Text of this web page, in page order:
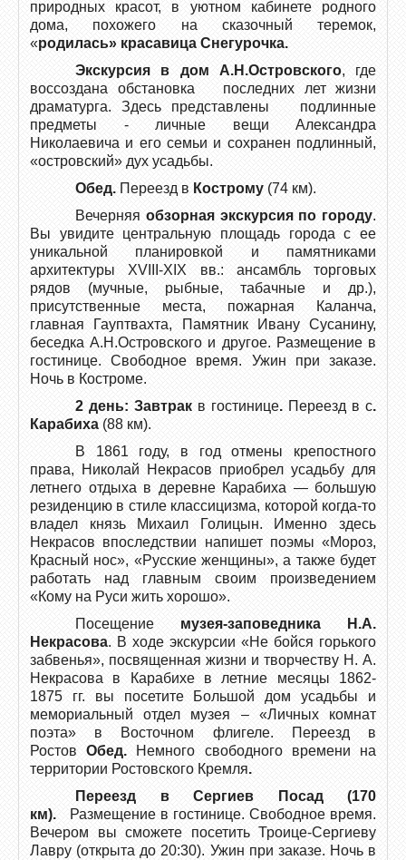
природных красот, в уютном кабинете родного
дома, похожего на сказочный теремок,
«родилась» красавица Снегурочка.
Экскурсия в дом А.Н.Островского, где
воссоздана обстановка последних лет жизни
драматурга. Здесь представлены подлинные
предметы - личные вещи Александра
Николаевича и его семьи и сохранен подлинный,
«островский» дух усадьбы.
Обед. Переезд в Кострому (74 км).
Вечерняя обзорная экскурсия по городу.
Вы увидите центральную площадь города с ее
уникальной планировкой и памятниками
архитектуры XVIII-XIX вв.: ансамбль торговых
рядов (мучные, рыбные, табачные и др.),
присутственные места, пожарная Каланча,
главная Гауптвахта, Памятник Ивану Сусанину,
беседка А.Н.Островского и другое. Размещение в
гостинице. Свободное время. Ужин при заказе.
Ночь в Костроме.
2 день: Завтрак в гостинице. Переезд в с.
Карабиха (88 км).
В 1861 году, в год отмены крепостного
права, Николай Некрасов приобрел усадьбу для
летнего отдыха в деревне Карабиха — большую
резиденцию в стиле классицизма, которой когда-то
владел князь Михаил Голицын. Именно здесь
Некрасов впоследствии напишет поэмы «Мороз,
Красный нос», «Русские женщины», а также будет
работать над главным своим произведением
«Кому на Руси жить хорошо».
Посещение музея-заповедника Н.А.
Некрасова. В ходе экскурсии «Не бойся горького
забвенья», посвященная жизни и творчеству Н. А.
Некрасова в Карабихе в летние месяцы 1862-
1875 гг. вы посетите Большой дом усадьбы и
мемориальный отдел музея – «Личных комнат
поэта» в Восточном флигеле. Переезд в
Ростов Обед. Немного свободного времени на
территории Ростовского Кремля.
Переезд в Сергиев Посад (170
км).
Размещение в гостинице. Свободное время.
Вечером вы сможете посетить Троице-Сергиеву
Лавру (открыта до 20:30). Ужин при заказе. Ночь в